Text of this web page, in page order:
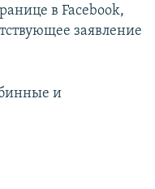
в Facebook,
заявление
и